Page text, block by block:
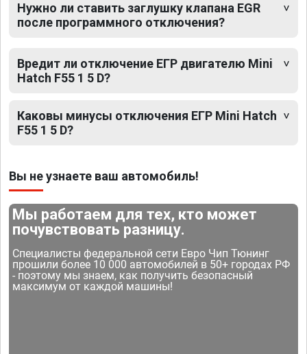
Нужно ли ставить заглушку клапана EGR
после программного отключения?
Вредит ли отключение ЕГР двигателю Mini
Hatch F55 1 5 D?
Каковы минусы отключения ЕГР Mini Hatch
F55 1 5 D?
Вы не узнаете ваш автомобиль!
Мы работаем для тех, кто может
почувствовать разницу.
Специалисты федеральной сети Евро Чип Тюнинг
прошили более 10 000 автомобилей в 50+ городах РФ
- поэтому мы знаем, как получить безопасный
максимум от каждой машины!